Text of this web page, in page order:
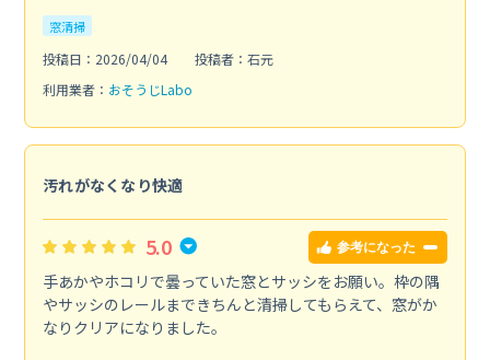
窓清掃
投稿日：2026/04/04
投稿者：石元
利用業者： おそうじLabo
汚れがなくなり快適
5.0 参考になった
手あかやホコリで曇っていた窓とサッシをお願い。枠の隅
やサッシのレールまできちんと清掃してもらえて、窓がか
なりクリアになりました。